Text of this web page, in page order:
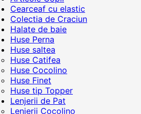
Cearceaf cu elastic
Colectia de Craciun
Halate de baie
Huse Perna
Huse saltea
Huse Catifea
Huse Cocolino
Huse Finet
Huse tip Topper
Lenjerii de Pat
Lenjerii Cocolino